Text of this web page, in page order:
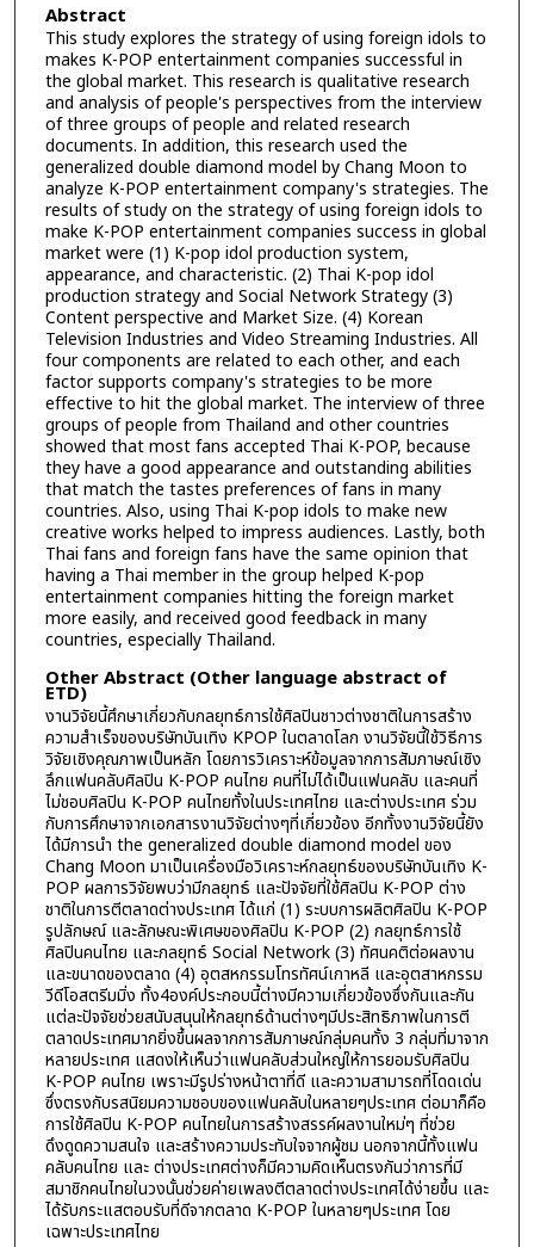
Abstract
This study explores the strategy of using foreign idols to
makes K-POP entertainment companies successful in
the global market. This research is qualitative research
and analysis of people's perspectives from the interview
of three groups of people and related research
documents. In addition, this research used the
generalized double diamond model by Chang Moon to
analyze K-POP entertainment company's strategies. The
results of study on the strategy of using foreign idols to
make K-POP entertainment companies success in global
market were (1) K-pop idol production system,
appearance, and characteristic. (2) Thai K-pop idol
production strategy and Social Network Strategy (3)
Content perspective and Market Size. (4) Korean
Television Industries and Video Streaming Industries. All
four components are related to each other, and each
factor supports company's strategies to be more
effective to hit the global market. The interview of three
groups of people from Thailand and other countries
showed that most fans accepted Thai K-POP, because
they have a good appearance and outstanding abilities
that match the tastes preferences of fans in many
countries. Also, using Thai K-pop idols to make new
creative works helped to impress audiences. Lastly, both
Thai fans and foreign fans have the same opinion that
having a Thai member in the group helped K-pop
entertainment companies hitting the foreign market
more easily, and received good feedback in many
countries, especially Thailand.
Other Abstract (Other language abstract of
ETD)
งานวิจัยนี้ศึกษาเกี่ยวกับกลยุทธ์การใช้ศิลปินชาวต่างชาติในการสร้าง
ความสำเร็จของบริษัทบันเทิง KPOP ในตลาดโลก งานวิจัยนี้ใช้วิธีการ
วิจัยเชิงคุณภาพเป็นหลัก โดยการวิเคราะห์ข้อมูลจากการสัมภาษณ์เชิง
ลึกแฟนคลับศิลปิน K-POP คนไทย คนที่ไม่ได้เป็นแฟนคลับ และคนที่
ไม่ชอบศิลปิน K-POP คนไทยทั้งในประเทศไทย และต่างประเทศ ร่วม
กับการศึกษาจากเอกสารงานวิจัยต่างๆที่เกี่ยวข้อง อีกทั้งงานวิจัยนี้ยัง
ได้มีการนำ the generalized double diamond model ของ
Chang Moon มาเป็นเครื่องมือวิเคราะห์กลยุทธ์ของบริษัทบันเทิง K-
POP ผลการวิจัยพบว่ามีกลยุทธ์ และปัจจัยที่ใช้ศิลปิน K-POP ต่าง
ชาติในการตีตลาดต่างประเทศ ได้แก่ (1) ระบบการผลิตศิลปิน K-POP
รูปลักษณ์ และลักษณะพิเศษของศิลปิน K-POP (2) กลยุทธ์การใช้
ศิลปินคนไทย และกลยุทธ์ Social Network (3) ทัศนคติต่อผลงาน
และขนาดของตลาด (4) อุตสหกรรมโทรทัศน์เกาหลี และอุตสาหกรรม
วีดีโอสตรีมมิ่ง ทั้ง4องค์ประกอบนี้ต่างมีความเกี่ยวข้องซึ่งกันและกัน
แต่ละปัจจัยช่วยสนับสนุนให้กลยุทธ์ด้านต่างๆมีประสิทธิภาพในการตี
ตลาดประเทศมากยิ่งขึ้นผลจากการสัมภาษณ์กลุ่มคนทั้ง 3 กลุ่มที่มาจาก
หลายประเทศ แสดงให้เห็นว่าแฟนคลับส่วนใหญ่ให้การยอมรับศิลปิน
K-POP คนไทย เพราะมีรูปร่างหน้าตาที่ดี และความสามารถที่โดดเด่น
ซึ่งตรงกับรสนิยมความชอบของแฟนคลับในหลายๆประเทศ ต่อมาก็คือ
การใช้ศิลปิน K-POP คนไทยในการสร้างสรรค์ผลงานใหม่ๆ ที่ช่วย
ดึงดูดความสนใจ และสร้างความประทับใจจากผู้ชม นอกจากนี้ทั้งแฟน
คลับคนไทย และ ต่างประเทศต่างก็มีความคิดเห็นตรงกันว่าการที่มี
สมาชิกคนไทยในวงนั้นช่วยค่ายเพลงตีตลาดต่างประเทศได้ง่ายขึ้น และ
ได้รับกระแสตอบรับที่ดีจากตลาด K-POP ในหลายๆประเทศ โดย
เฉพาะประเทศไทย